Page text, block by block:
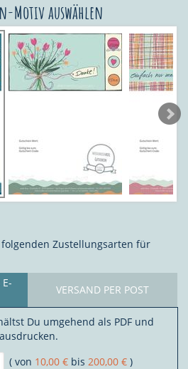
Motiv auswählen
Zustellungsarten für
E-
VERSAND PER POST
Du umgehend als PDF und
( von 10,00 € bis 200,00 € )